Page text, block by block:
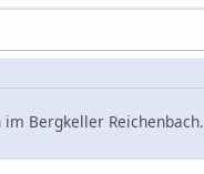
Bergkeller Reichenbach.